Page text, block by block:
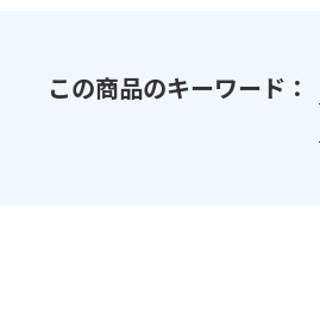
この商品のキーワード：